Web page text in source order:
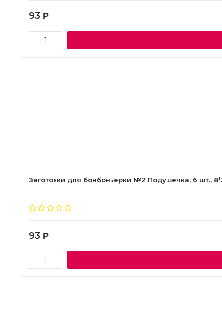
93 Р
Заготовки для бонбоньерки №2 Подушечка, 6 шт.,
93 Р